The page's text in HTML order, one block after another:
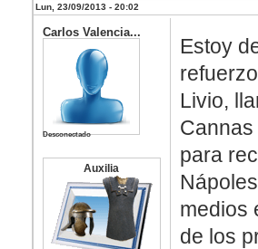
Lun, 23/09/2013 - 20:02
Carlos Valencia...
Desconectado
Auxilia
Estoy
Livio,
para
medios
de los